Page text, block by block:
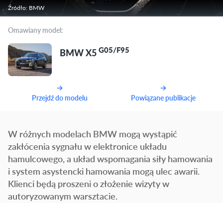
Źródło: BMW
Omawiany model:
BMW X5G05/F95
Przejdź do modelu Powiązane publikacje
W różnych modelach BMW mogą wystąpić
zakłócenia sygnału w elektronice układu
hamulcowego, a układ wspomagania siły hamowania
i system asystencki hamowania mogą ulec awarii.
Klienci będą proszeni o złożenie wizyty w
autoryzowanym warsztacie.